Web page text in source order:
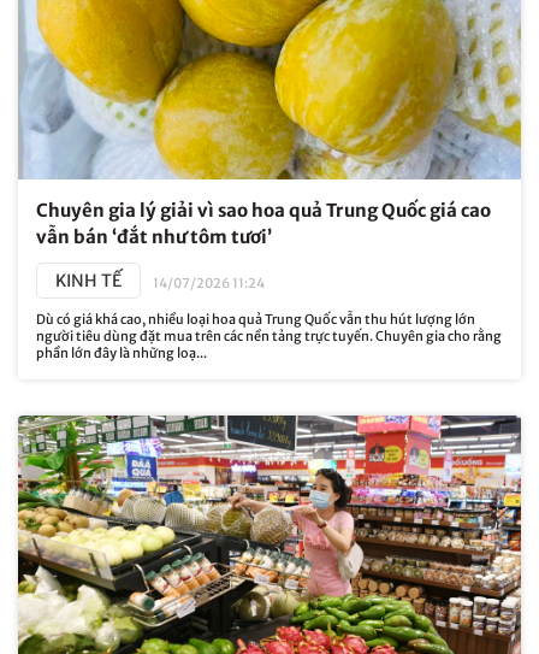
Chuyên gia lý giải vì sao hoa quả Trung Quốc giá cao
vẫn bán ‘đắt như tôm tươi’
KINH TẾ 14/07/2026 11:24
Dù có giá khá cao, nhiều loại hoa quả Trung Quốc vẫn thu hút lượng lớn
người tiêu dùng đặt mua trên các nền tảng trực tuyến. Chuyên gia cho rằng
phần lớn đây là những loạ...